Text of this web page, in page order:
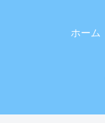
ホーム